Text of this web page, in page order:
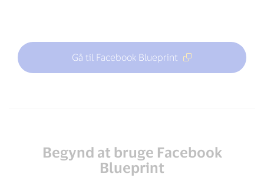
Gå til Facebook Blueprint
Begynd at bruge Facebook
Blueprint